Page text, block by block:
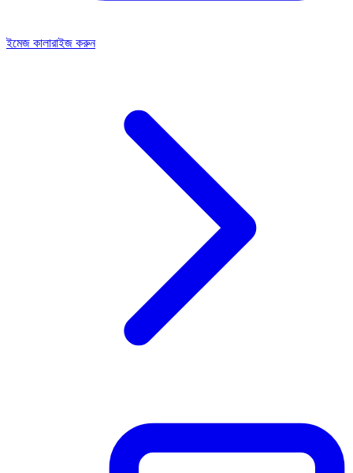
ইমেজ কালারাইজ করুন